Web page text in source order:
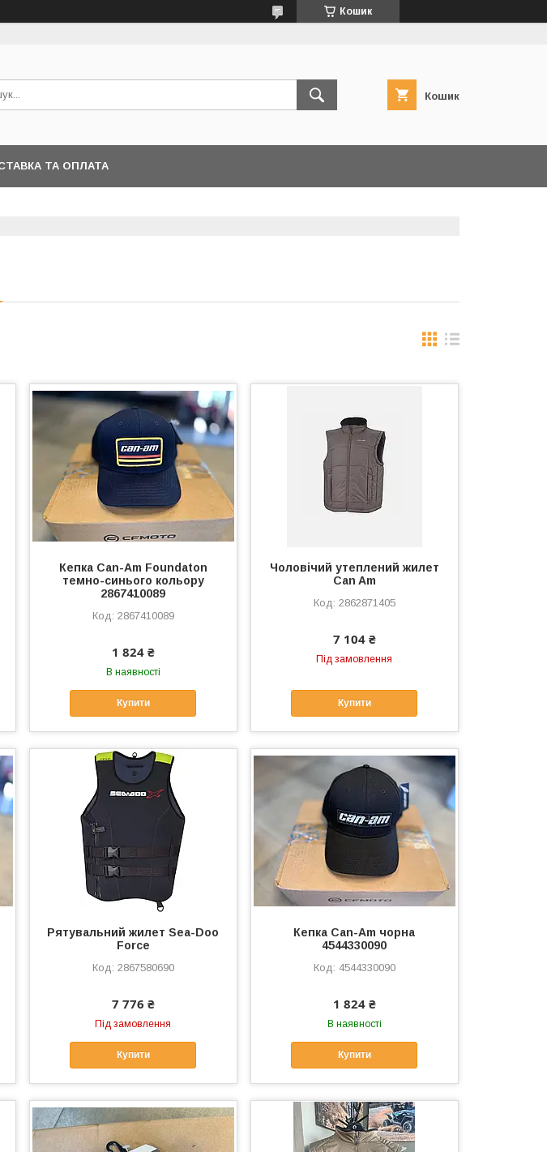
Кошик
Кошик
ТА ОПЛАТА
Кепка Can-Am Foundaton
темно-синього кольору
2867410089
2867410089
1 824 ₴
В наявності
Купити
Чоловічий утеплений жилет
Can Am
2862871405
7 104 ₴
Під замовлення
Купити
Рятувальний жилет Sea-Doo
Force
2867580690
7 776 ₴
Під замовлення
Купити
Кепка Can-Am чорна
4544330090
4544330090
1 824 ₴
В наявності
Купити